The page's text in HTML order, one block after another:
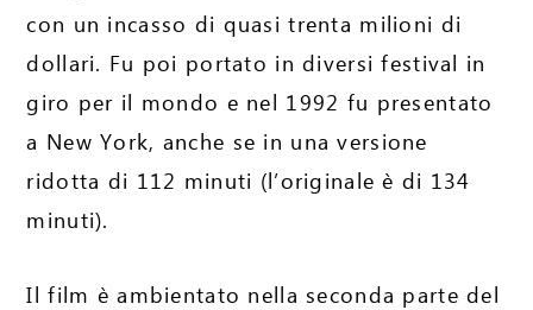
con un incasso di quasi trenta milioni di
dollari. Fu poi portato in diversi festival in
giro per il mondo e nel 1992 fu presentato
a New York, anche se in una versione
ridotta di 112 minuti (l’originale è di 134
minuti).
Il film è ambientato nella seconda parte del